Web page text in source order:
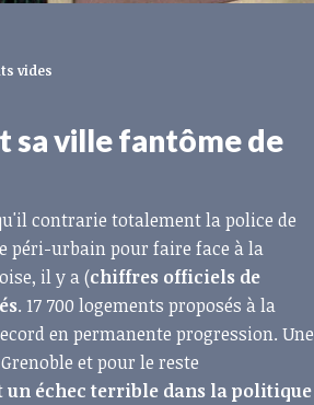
vides
sa ville fantôme de
contrarie totalement la police de
péri-urbain pour faire face à la
il y a (chiffres officiels de
. 17 700 logements proposés à la
en permanente progression. Une
et pour le reste
un échec terrible dans la politique